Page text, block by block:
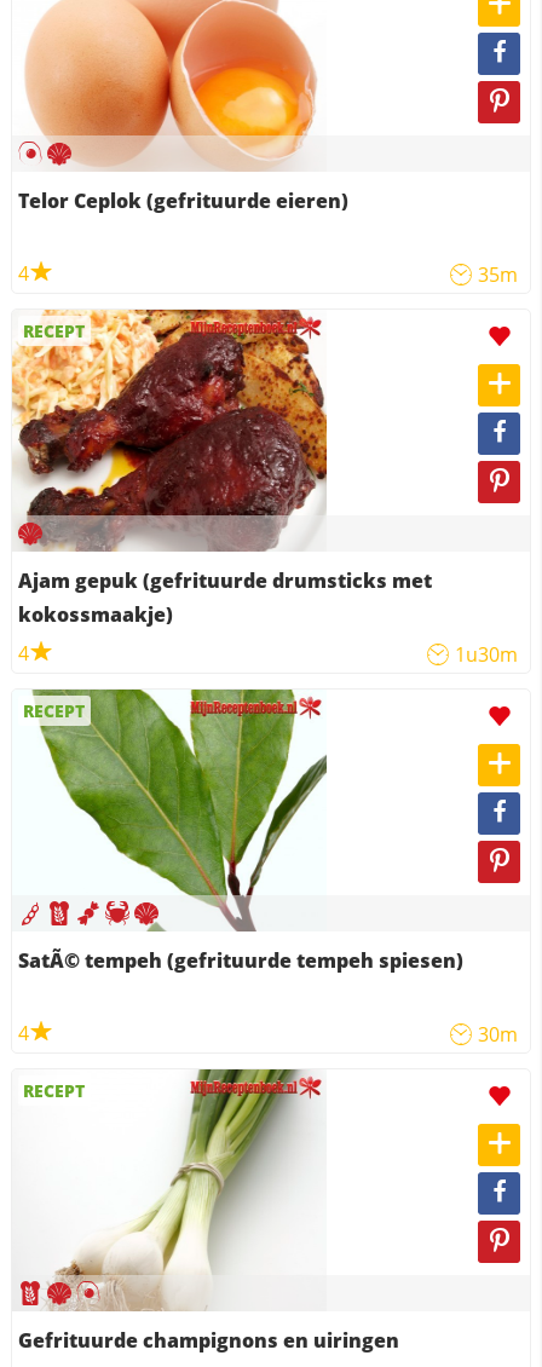
Telor Ceplok (gefrituurde eieren)
4 35m
RECEPT
Ajam gepuk (gefrituurde drumsticks met
kokossmaakje)
4
1u30m
RECEPT
SatÃ© tempeh (gefrituurde tempeh spiesen)
4 30m
RECEPT
Gefrituurde champignons en uiringen